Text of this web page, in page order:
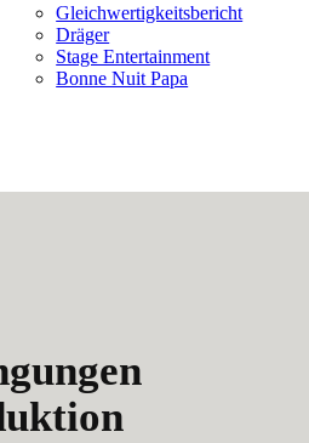
Gleichwertigkeitsbericht
Dräger
Stage Entertainment
Bonne Nuit Papa